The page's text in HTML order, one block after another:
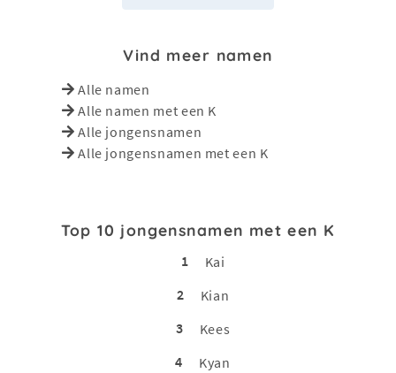
Vind meer namen
Alle namen
Alle namen met een K
Alle jongensnamen
Alle jongensnamen met een K
Top 10 jongensnamen met een K
1
Kai
2
Kian
3
Kees
4
Kyan